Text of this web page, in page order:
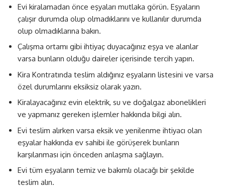
Evi kiralamadan önce eşyaları mutlaka görün. Eşyaların
çalışır durumda olup olmadıklarını ve kullanılır durumda
olup olmadıklarına bakın.
Çalışma ortamı gibi ihtiyaç duyacağınız eşya ve alanlar
varsa bunların olduğu daireler içerisinde tercih yapın.
Kira Kontratında teslim aldığınız eşyaların listesini ve varsa
özel durumlarını eksiksiz olarak yazın.
Kiralayacağınız evin elektrik, su ve doğalgaz abonelikleri
ve yapmanız gereken işlemler hakkında bilgi alın.
Evi teslim alırken varsa eksik ve yenilenme ihtiyacı olan
eşyalar hakkında ev sahibi ile görüşerek bunların
karşılanması için önceden anlaşma sağlayın.
Evi tüm eşyaların temiz ve bakımlı olacağı bir şekilde
teslim alın.